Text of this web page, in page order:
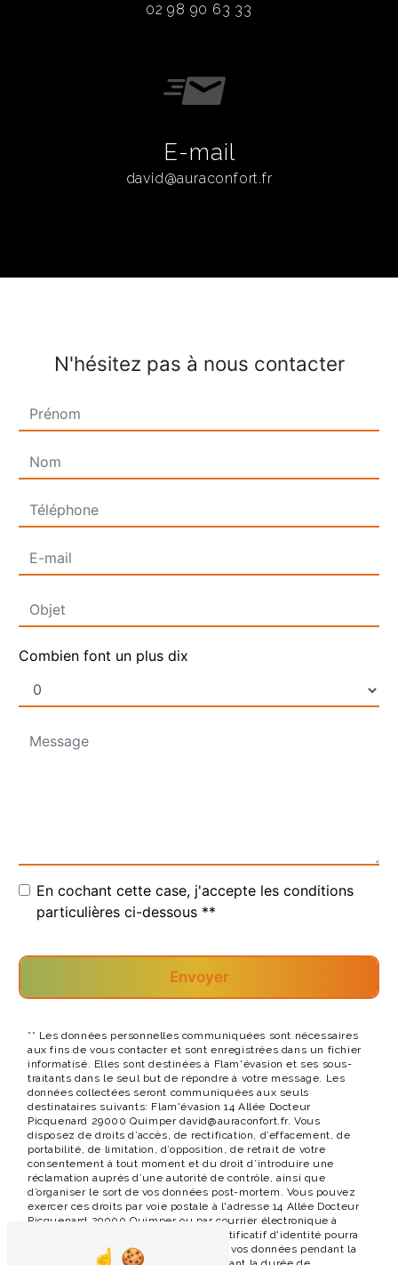
02 98 90 63 33
E-mail
david@auraconfort.fr
N'hésitez pas à nous contacter
Combien font un plus dix
En cochant cette case, j'accepte les conditions
particulières ci-dessous **
Envoyer
** Les données personnelles communiquées sont nécessaires
aux fins de vous contacter et sont enregistrées dans un fichier
informatisé. Elles sont destinées à Flam'évasion et ses sous-
traitants dans le seul but de répondre à votre message. Les
données collectées seront communiquées aux seuls
destinataires suivants: Flam'évasion 14 Allée Docteur
Picquenard 29000 Quimper david@auraconfort.fr. Vous
disposez de droits d’accès, de rectification, d’effacement, de
portabilité, de limitation, d’opposition, de retrait de votre
consentement à tout moment et du droit d’introduire une
réclamation auprès d’une autorité de contrôle, ainsi que
d’organiser le sort de vos données post-mortem. Vous pouvez
exercer ces droits par voie postale à l'adresse 14 Allée Docteur
Picquenard 29000 Quimper ou par courrier électronique à
l'adresse david@auraconfort.fr. Un justificatif d'identité pourra
vous être demandé. Nous conservons vos données pendant la